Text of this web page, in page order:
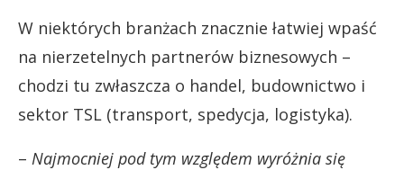
W niektórych branżach znacznie łatwiej wpaść
na nierzetelnych partnerów biznesowych –
chodzi tu zwłaszcza o handel, budownictwo i
sektor TSL (transport, spedycja, logistyka).
– Najmocniej pod tym względem wyróżnia się